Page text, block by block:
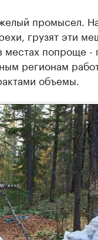
промысел.
грузят эти
местах попроще -
регионам
объемы.